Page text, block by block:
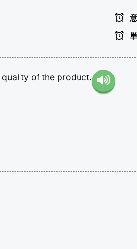
quality of the product.